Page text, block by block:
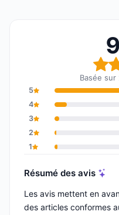
Basée sur
5
4
3
2
1
Résumé des avis
Les avis mettent en
des articles conformes